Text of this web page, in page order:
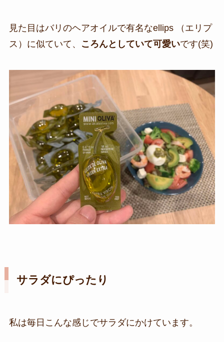
見た目はバリのヘアオイルで有名なellips （エリプ
ス）に似ていて、
ころんとしていて可愛いです(笑)
サラダにぴったり
私は毎日こんな感じでサラダにかけています。